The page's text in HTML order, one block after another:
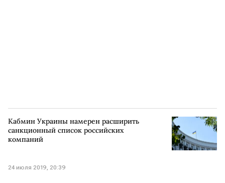
Кабмин Украины намерен расширить
санкционный список российских
компаний
24 июля 2019, 20:39